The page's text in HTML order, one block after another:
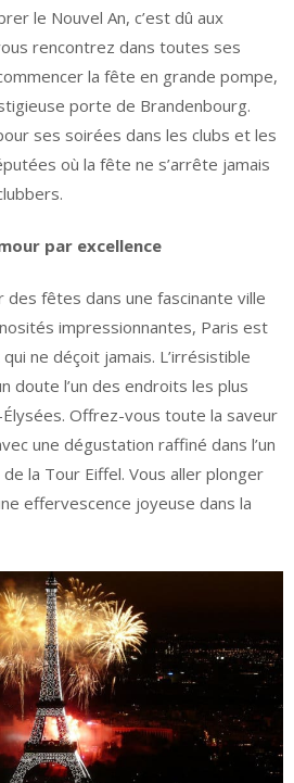
le Nouvel An, c’est dû aux
rencontrez dans toutes ses
la fête en grande pompe,
porte de Brandenbourg.
ses soirées dans les clubs et les
où la fête ne s’arrête jamais
par excellence
des fêtes dans une fascinante ville
impressionnantes, Paris est
ne déçoit jamais. L’irrésistible
doute l’un des endroits les plus
Offrez-vous toute la saveur
une dégustation raffiné dans l’un
la Tour Eiffel. Vous aller plonger
effervescence joyeuse dans la